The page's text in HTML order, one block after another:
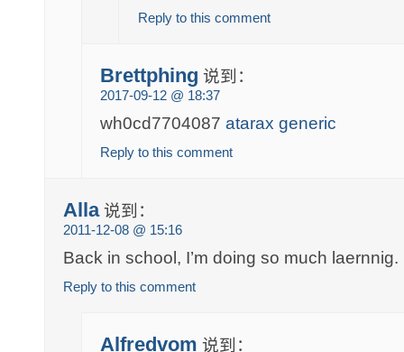
Reply to this comment
Brettphing 说到：
2017-09-12 @ 18:37
wh0cd7704087atarax generic
Reply to this comment
Alla 说到：
2011-12-08 @ 15:16
Back in school, I’m doing so much laernnig.
Reply to this comment
Alfredvom 说到：